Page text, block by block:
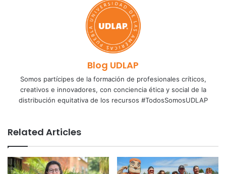
Blog UDLAP
Somos partícipes de la formación de profesionales críticos,
creativos e innovadores, con conciencia ética y social de la
distribución equitativa de los recursos #TodosSomosUDLAP
Related Articles